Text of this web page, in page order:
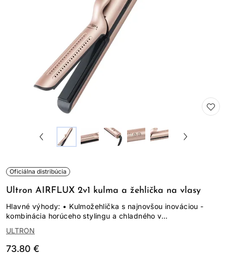
Oficiálna distribúcia
Ultron AIRFLUX 2v1 kulma a žehlička na vlasy
Hlavné výhody: • Kulmožehlička s najnovšou inováciou -
kombinácia horúceho stylingu a chladného v...
ULTRON
73.80 €